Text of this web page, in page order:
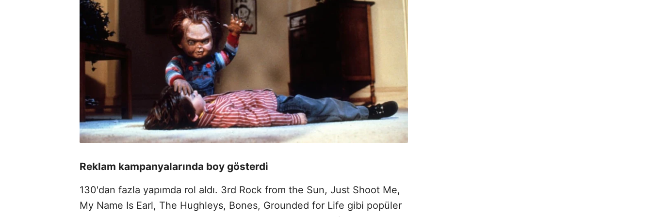
Reklam kampanyalarında boy gösterdi
130'dan fazla yapımda rol aldı. 3rd Rock from the Sun, Just Shoot Me,
My Name Is Earl, The Hughleys, Bones, Grounded for Life gibi popüler